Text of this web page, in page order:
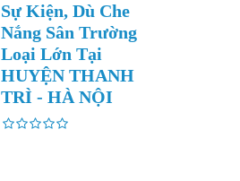
Sự Kiện, Dù Che
Nắng Sân Trường
Loại Lớn Tại
HUYỆN THANH
TRÌ - HÀ NỘI